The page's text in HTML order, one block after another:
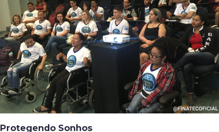
Protegendo Sonhos